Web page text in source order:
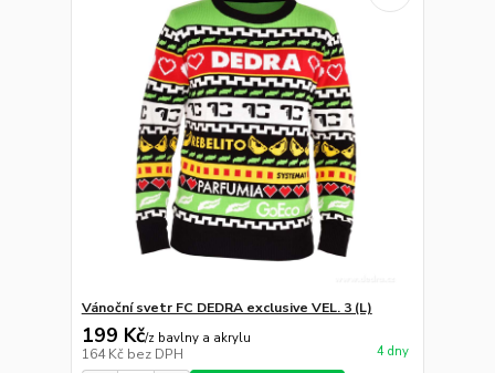
Vánoční svetr FC DEDRA exclusive VEL. 3 (L)
199 Kč/z bavlny a akrylu
164 Kč bez DPH 4 dny